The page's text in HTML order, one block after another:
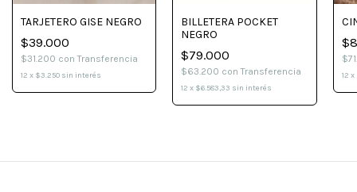
TARJETERO GISE NEGRO
$39.000
$31.200 con Transferencia
12 x $3.250 sin interés
BILLETERA POCKET
NEGRO
$79.000
$63.200 con Transferencia
12 x $6.583,33 sin interés
12 x